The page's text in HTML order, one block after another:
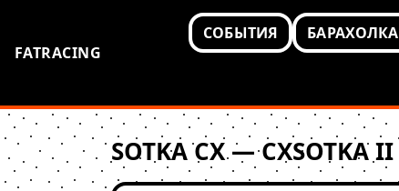
FATRACING
СОБЫТИЯ БАРАХОЛКА
SOTKA CX — CXSOTKA II